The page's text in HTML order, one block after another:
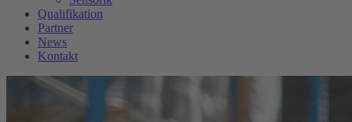
Qualifikation
Partner
News
Kontakt